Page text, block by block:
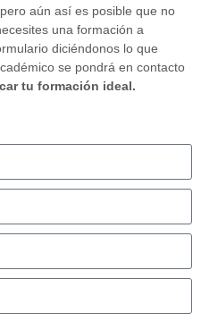
aún así es posible que no
una formación a
diciéndonos lo que
se pondrá en contacto
tu formación ideal.